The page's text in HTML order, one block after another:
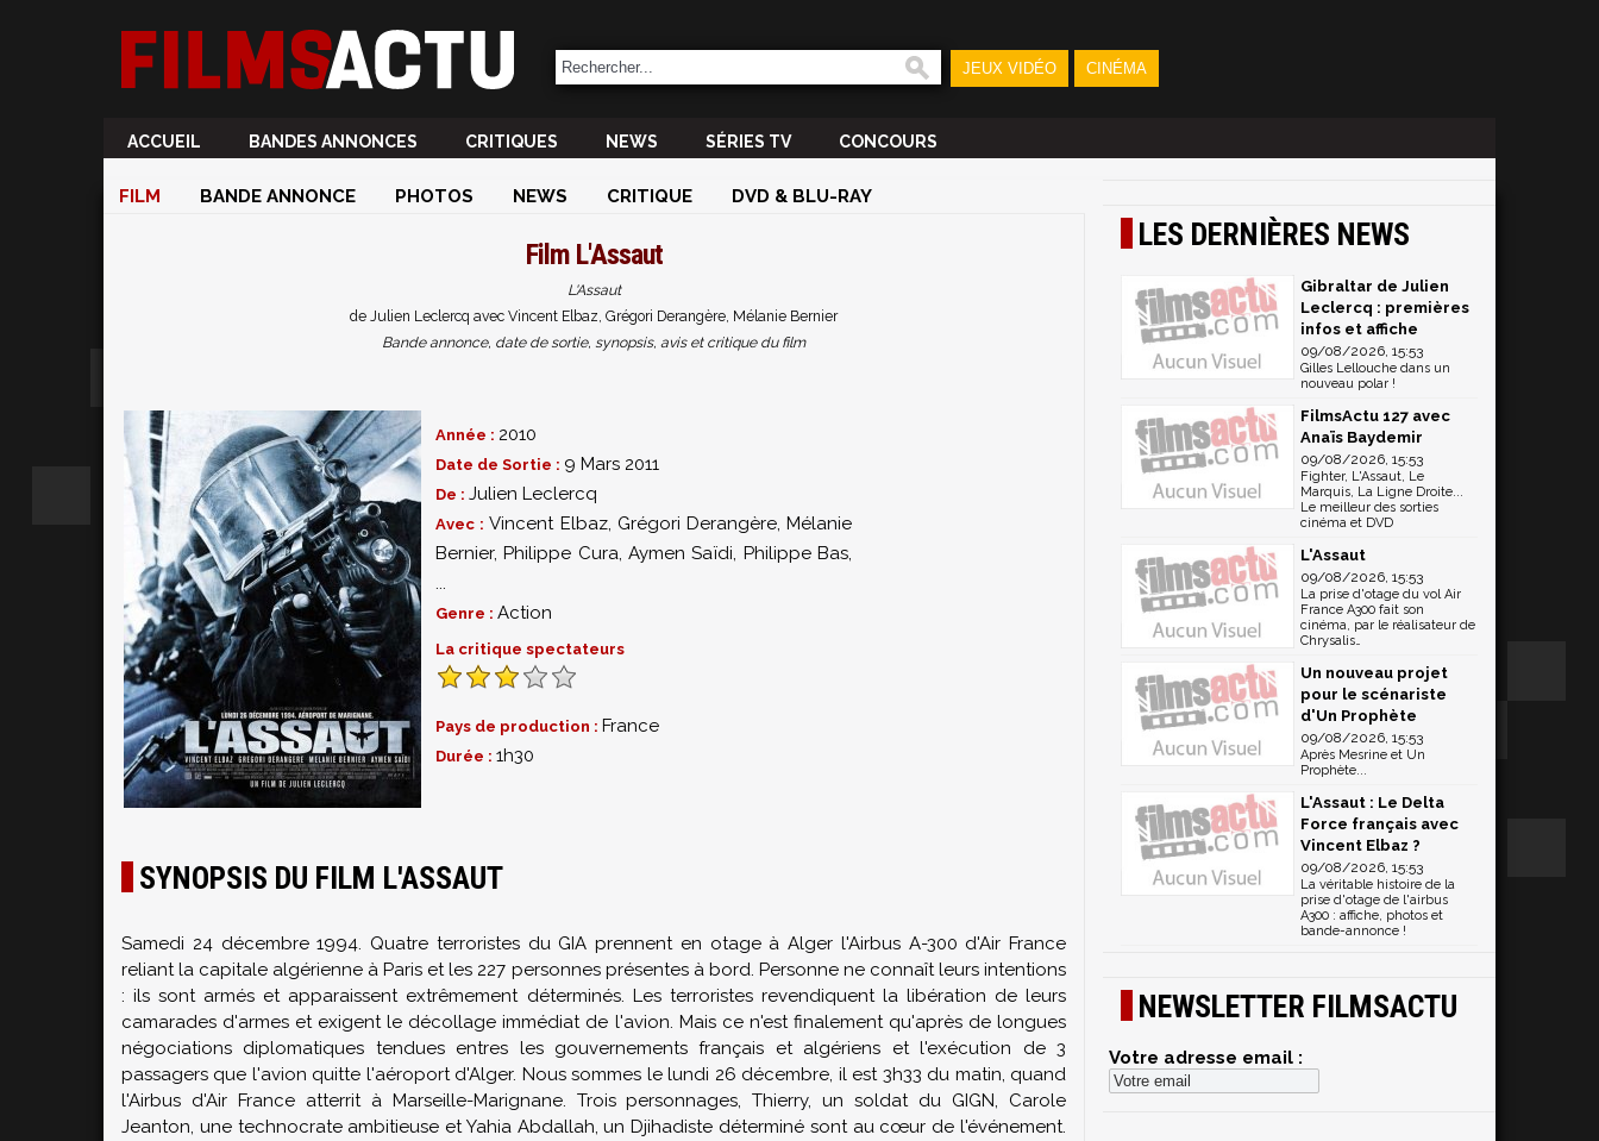
JEUX VIDÉO CINÉMA
ACCUEIL BANDES ANNONCES CRITIQUES NEWS SÉRIES TV CONCOURS
FILM BANDE ANNONCE PHOTOS NEWS CRITIQUE DVD & BLU-RAY
Film L'Assaut
L'Assaut
de Julien Leclercq avec Vincent Elbaz, Grégori Derangère, Mélanie Bernier
Bande annonce, date de sortie, synopsis, avis et critique du film
Année : 2010
Date de Sortie : 9 Mars 2011
De : Julien Leclercq
Avec :Vincent Elbaz, Grégori Derangère,Mélanie
Bernier,Philippe Cura,Aymen Saïdi, Philippe Bas,
...
Genre : Action
La critique spectateurs
Pays de production : France
Durée : 1h30
SYNOPSIS DU FILM L'ASSAUT
Samedi 24 décembre 1994. Quatre terroristes du GIA prennent en otage à Alger l'Airbus A-300 d'Air France
reliant la capitale algérienne à Paris et les 227 personnes présentes à bord. Personne ne connaît leurs intentions
: ils sont armés et apparaissent extrêmement déterminés. Les terroristes revendiquent la libération de leurs
camarades d'armes et exigent le décollage immédiat de l'avion. Mais ce n'est finalement qu'après de longues
négociations diplomatiques tendues entres les gouvernements français et algériens et l'exécution de 3
passagers que l'avion quitte l'aéroport d'Alger. Nous sommes le lundi 26 décembre, il est 3h33 du matin, quand
l'Airbus d'Air France atterrit à Marseille-Marignane. Trois personnages, Thierry, un soldat du GIGN, Carole
Jeanton, une technocrate ambitieuse et Yahia Abdallah, un Djihadiste déterminé sont au cœur de l'événement.
LES DERNIÈRES NEWS
Gibraltar de Julien
Leclercq : premières
infos et affiche
09/08/2026, 15:53
Gilles Lellouche dans un
nouveau polar !
FilmsActu 127 avec
Anaïs Baydemir
09/08/2026, 15:53
Fighter, L'Assaut, Le
Marquis, La Ligne Droite...
Le meilleur des sorties
cinéma et DVD
L'Assaut
09/08/2026, 15:53
La prise d'otage du vol Air
France A300 fait son
cinéma, par le réalisateur de
Chrysalis…
Un nouveau projet
pour le scénariste
d'Un Prophète
09/08/2026, 15:53
Après Mesrine et Un
Prophète...
L'Assaut : Le Delta
Force français avec
Vincent Elbaz ?
09/08/2026, 15:53
La véritable histoire de la
prise d'otage de l'airbus
A300 : affiche, photos et
bande-annonce !
NEWSLETTER FILMSACTU
Votre adresse email :